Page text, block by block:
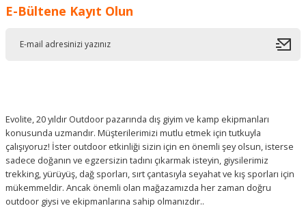
E-Bültene Kayıt Olun
Evolite, 20 yıldır Outdoor pazarında dış giyim ve kamp ekipmanları
konusunda uzmandır. Müşterilerimizi mutlu etmek için tutkuyla
çalışıyoruz! İster outdoor etkinliği sizin için en önemli şey olsun, isterse
sadece doğanın ve egzersizin tadını çıkarmak isteyin, giysilerimiz
trekking, yürüyüş, dağ sporları, sırt çantasıyla seyahat ve kış sporları için
mükemmeldir. Ancak önemli olan mağazamızda her zaman doğru
outdoor giysi ve ekipmanlarına sahip olmanızdır..